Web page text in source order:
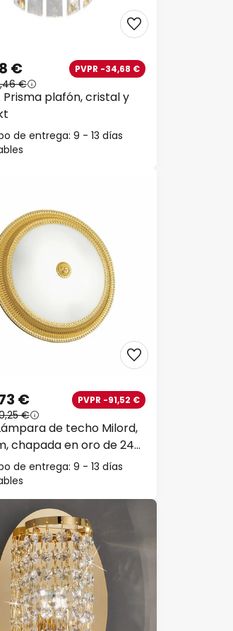
Prisma plafón, cristal y
€ PVPR -34,68 €
€
de entrega: 9 - 13 días
de techo Milord,
chapada en oro de 24
€ PVPR -91,52 €
€
de entrega: 9 - 13 días